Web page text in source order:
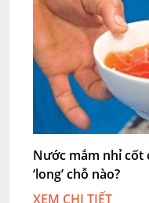
Nước mắm nhỉ cốt
‘long’ chỗ nào?
XEM CHI TIẾT